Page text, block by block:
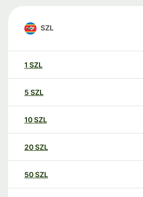
SZL
1 SZL
5 SZL
10SZL
20SZL
50SZL